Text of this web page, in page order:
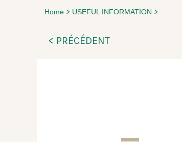
Home > USEFUL INFORMATION >
< PRÉCÉDENT